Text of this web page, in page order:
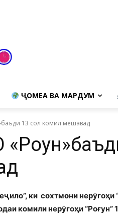
ҶОМЕА ВА МАРДУМ
13 сол комил мешавад
ки сохтмони нерӯгоҳи
комили нерӯгоҳи “Роғун”